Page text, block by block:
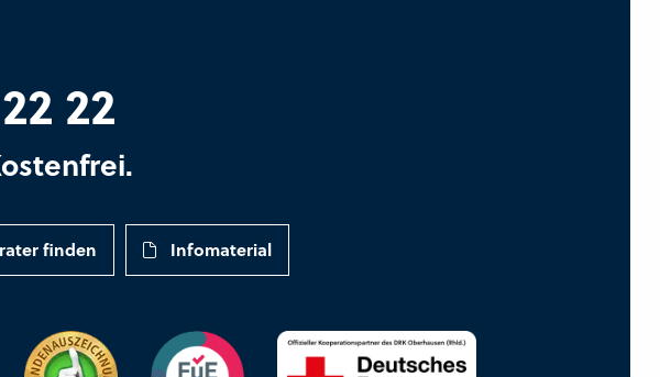
22
finden Infomaterial